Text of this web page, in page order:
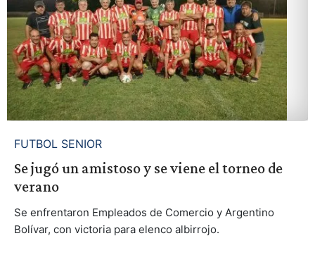
FUTBOL SENIOR
Se jugó un amistoso y se viene el torneo de
verano
Se enfrentaron Empleados de Comercio y Argentino
Bolívar, con victoria para elenco albirrojo.